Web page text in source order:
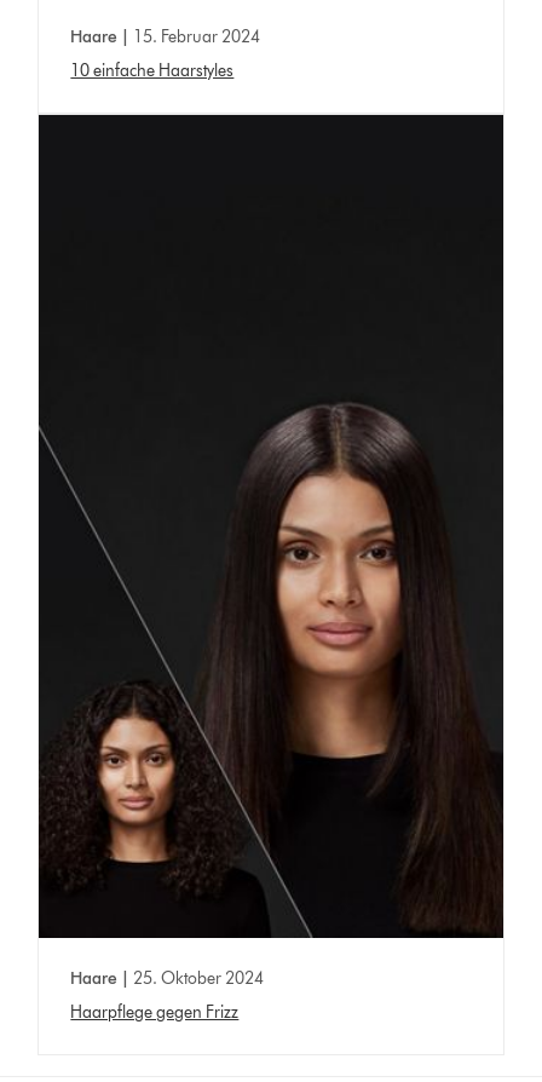
Haare |
15. Februar 2024
10 einfache Haarstyles
Haare |
25. Oktober 2024
Haarpflege gegen Frizz